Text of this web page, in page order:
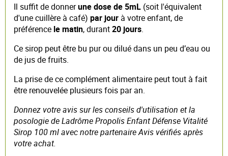
Il suffit de donnerune dose de 5mL (soit l'équivalent
d'une cuillère à café) par jour à votre enfant, de
préférence le matin, durant20 jours.
Ce sirop peut être bu pur ou dilué dans un peu d’eau ou
de jus de fruits.
La prise de ce complément alimentaire peut tout à fait
être renouvelée plusieurs fois par an.
Donnez votre avis sur les conseils d'utilisation et la
posologie de Ladrôme Propolis Enfant Défense Vitalité
Sirop 100 ml avec notre partenaire Avis vérifiés après
votre achat.